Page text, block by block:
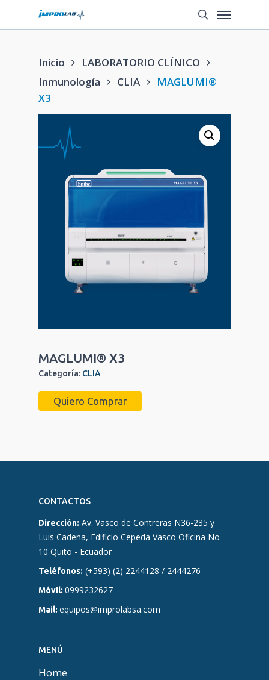
contenido
búsqueda
Menú
Inicio
LABORATORIO CLÍNICO
Inmunología
CLIA
MAGLUMI®
X3
MAGLUMI® X3
Categoría: CLIA
Quiero Comprar
CONTACTOS
Dirección: Av. Vasco de Contreras N36-235 y
Luis Cadena, Edificio Cepeda Vasco Oficina No
10 Quito - Ecuador
Teléfonos: (+593) (2) 2244128 / 2444276
Móvil: 0999232627
Mail: equipos@improlabsa.com
MENÚ
Home